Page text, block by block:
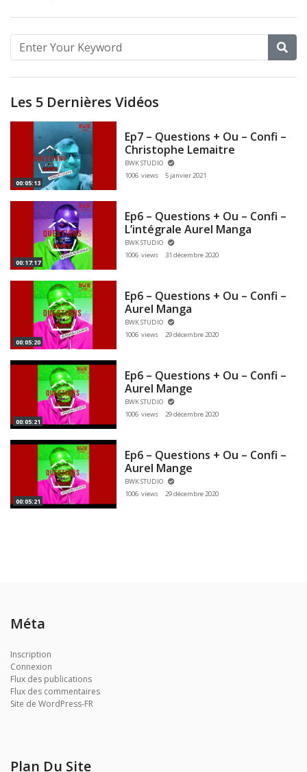
Les 5 Dernières Vidéos
00:05:13
Ep7 – Questions + Ou – Confi –
Christophe Lemaitre
BWK STUDIO
1006 views
5 janvier 2021
00:17:17
Ep6 – Questions + Ou – Confi –
L’intégrale Aurel Manga
BWK STUDIO
1006 views
31 décembre 2020
00:05:20
Ep6 – Questions + Ou – Confi –
Aurel Manga
BWK STUDIO
1006 views
29 décembre 2020
00:05:21
Ep6 – Questions + Ou – Confi –
Aurel Mange
BWK STUDIO
1006 views
29 décembre 2020
00:05:21
Ep6 – Questions + Ou – Confi –
Aurel Mange
BWK STUDIO
1006 views
29 décembre 2020
Méta
Inscription
Connexion
Flux des publications
Flux des commentaires
Site de WordPress-FR
Plan Du Site